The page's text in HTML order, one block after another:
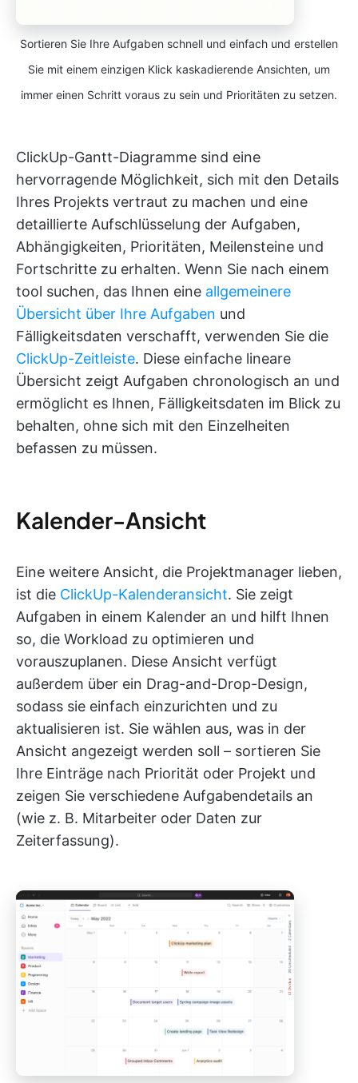
Sortieren Sie Ihre Aufgaben schnell und einfach und erstellen
Sie mit einem einzigen Klick kaskadierende Ansichten, um
immer einen Schritt voraus zu sein und Prioritäten zu setzen.
ClickUp-Gantt-Diagramme sind eine
hervorragende Möglichkeit, sich mit den Details
Ihres Projekts vertraut zu machen und eine
detaillierte Aufschlüsselung der Aufgaben,
Abhängigkeiten, Prioritäten, Meilensteine und
Fortschritte zu erhalten. Wenn Sie nach einem
tool suchen, das Ihnen eine allgemeinere
Übersicht über Ihre Aufgaben und
Fälligkeitsdaten verschafft, verwenden Sie die
ClickUp-Zeitleiste. Diese einfache lineare
Übersicht zeigt Aufgaben chronologisch an und
ermöglicht es Ihnen, Fälligkeitsdaten im Blick zu
behalten, ohne sich mit den Einzelheiten
befassen zu müssen.
Kalender-Ansicht
Eine weitere Ansicht, die Projektmanager lieben,
ist die ClickUp-Kalenderansicht. Sie zeigt
Aufgaben in einem Kalender an und hilft Ihnen
so, die Workload zu optimieren und
vorauszuplanen. Diese Ansicht verfügt
außerdem über ein Drag-and-Drop-Design,
sodass sie einfach einzurichten und zu
aktualisieren ist. Sie wählen aus, was in der
Ansicht angezeigt werden soll – sortieren Sie
Ihre Einträge nach Priorität oder Projekt und
zeigen Sie verschiedene Aufgabendetails an
(wie z. B. Mitarbeiter oder Daten zur
Zeiterfassung).